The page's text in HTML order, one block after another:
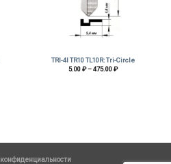
TRI-4I TR10 TL10R: Tri-Circle
5.00₽ – 475.00₽Диапазон